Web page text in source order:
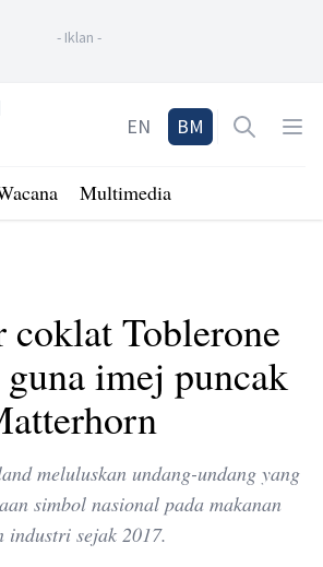
- Iklan -
EN BM Open
Multimedia
coklat Toblerone
imej puncak
meluluskan undang-undang yang
simbol nasional pada makanan
industri sejak 2017.